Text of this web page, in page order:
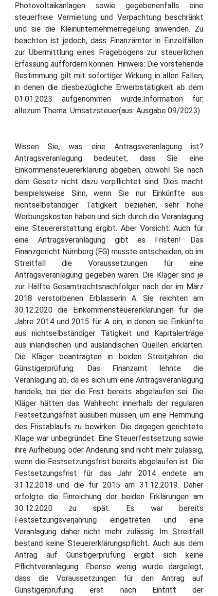
Photovoltaikanlagen sowie gegebenenfalls eine
steuerfreie Vermietung und Verpachtung beschränkt
und sie die Kleinunternehmerregelung anwenden. Zu
beachten ist jedoch, dass Finanzämter in Einzelfällen
zur Übermittlung eines Fragebogens zur steuerlichen
Erfassung auffordern können. Hinweis: Die vorstehende
Bestimmung gilt mit sofortiger Wirkung in allen Fällen,
in denen die diesbezügliche Erwerbstätigkeit ab dem
01.01.2023 aufgenommen wurde.Information für:
allezum Thema: Umsatzsteuer(aus: Ausgabe 09/2023)
Wissen Sie, was eine Antragsveranlagung ist?
Antragsveranlagung bedeutet, dass Sie eine
Einkommensteuererklärung abgeben, obwohl Sie nach
dem Gesetz nicht dazu verpflichtet sind. Dies macht
beispielsweise Sinn, wenn Sie nur Einkünfte aus
nichtselbständiger Tätigkeit beziehen, sehr hohe
Werbungskosten haben und sich durch die Veranlagung
eine Steuererstattung ergibt. Aber Vorsicht: Auch für
eine Antragsveranlagung gibt es Fristen! Das
Finanzgericht Nürnberg (FG) musste entscheiden, ob im
Streitfall die Voraussetzungen für eine
Antragsveranlagung gegeben waren. Die Kläger sind je
zur Hälfte Gesamtrechtsnachfolger nach der im März
2018 verstorbenen Erblasserin A. Sie reichten am
30.12.2020 die Einkommensteuererklärungen für die
Jahre 2014 und 2015 für A ein, in denen sie Einkünfte
aus nichtselbständiger Tätigkeit und Kapitalerträge
aus inländischen und ausländischen Quellen erklärten.
Die Kläger beantragten in beiden Streitjahren die
Günstigerprüfung. Das Finanzamt lehnte die
Veranlagung ab, da es sich um eine Antragsveranlagung
handele, bei der die Frist bereits abgelaufen sei. Die
Kläger hätten das Wahlrecht innerhalb der regulären
Festsetzungsfrist ausüben müssen, um eine Hemmung
des Fristablaufs zu bewirken. Die dagegen gerichtete
Klage war unbegründet. Eine Steuerfestsetzung sowie
ihre Aufhebung oder Änderung sind nicht mehr zulässig,
wenn die Festsetzungsfrist bereits abgelaufen ist. Die
Festsetzungsfrist für das Jahr 2014 endete am
31.12.2018 und die für 2015 am 31.12.2019. Daher
erfolgte die Einreichung der beiden Erklärungen am
30.12.2020 zu spät. Es war bereits
Festsetzungsverjährung eingetreten und eine
Veranlagung daher nicht mehr zulässig. Im Streitfall
bestand keine Steuererklärungspflicht. Auch aus dem
Antrag auf Günstigerprüfung ergibt sich keine
Pflichtveranlagung. Ebenso wenig wurde dargelegt,
dass die Voraussetzungen für den Antrag auf
Günstigerprüfung erst nach Eintritt der